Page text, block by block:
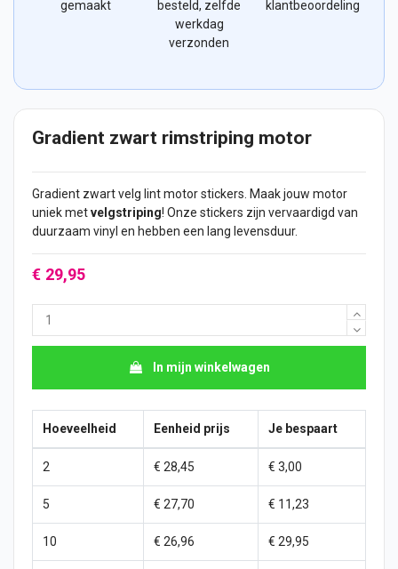
gemaakt
besteld, zelfde
werkdag
verzonden
klantbeoordeling
Gradient zwart rimstriping motor
Gradient zwart velg lint motorstickers . Maak jouw motor
uniek metvelgstriping! Onze stickers zijn vervaardigd van
duurzaam vinyl en hebben een lang levensduur.
€ 29,95
In mijn winkelwagen
Hoeveelheid Eenheid prijs Je bespaart
2 € 28,45 € 3,00
5 € 27,70 € 11,23
10 € 26,96 € 29,95